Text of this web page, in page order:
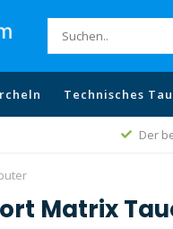
Technisches
Der
Matrix